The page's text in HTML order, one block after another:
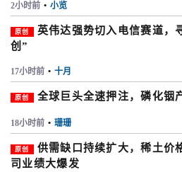
2小时前 • 小览
原创
英伟达强势切入电信赛道，
创”
17小时前 • 十月
原创 全球巨头全速押注，磷化铟
18小时前 • 珊珊
原创
供需缺口持续扩大，稀土价
司业绩大爆发